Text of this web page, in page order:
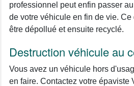
professionnel peut enfin passer
de votre véhicule en fin de vie.
être dépollué et ensuite recyclé.
Destruction véhicule au
Vous avez un véhicule hors
en faire. Contactez votre épaviste